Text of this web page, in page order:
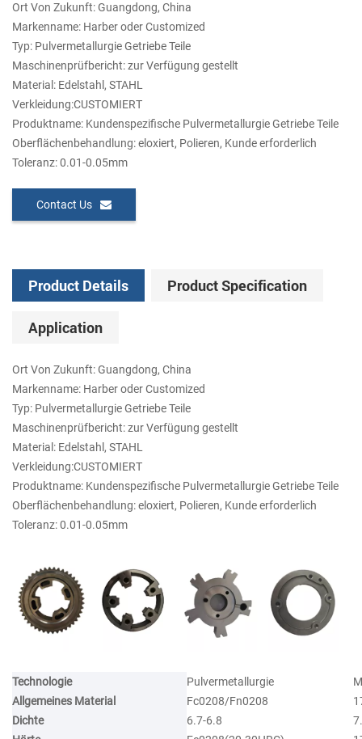
Ort Von Zukunft: Guangdong, China
Markenname: Harber oder Customized
Typ: Pulvermetallurgie Getriebe Teile
Maschinenprüfbericht: zur Verfügung gestellt
Material: Edelstahl, STAHL
Verkleidung:CUSTOMIERT
Produktname: Kundenspezifische Pulvermetallurgie Getriebe Teile
Oberflächenbehandlung: eloxiert, Polieren, Kunde erforderlich
Toleranz: 0.01-0.05mm
Contact Us
Product Details Product Specification
Application
Ort Von Zukunft: Guangdong, China
Markenname: Harber oder Customized
Typ: Pulvermetallurgie Getriebe Teile
Maschinenprüfbericht: zur Verfügung gestellt
Material: Edelstahl, STAHL
Verkleidung:CUSTOMIERT
Produktname: Kundenspezifische Pulvermetallurgie Getriebe Teile
Oberflächenbehandlung: eloxiert, Polieren, Kunde erforderlich
Toleranz: 0.01-0.05mm
Technologie Pulvermetallurgie
Allgemeines Material
Fc0208/Fn0208
Dichte
6.7-6.8